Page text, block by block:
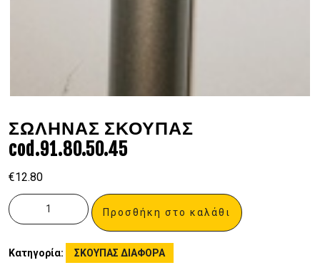
ΣΩΛΗΝΑΣ ΣΚΟΥΠΑΣ
cod.91.80.50.45
€12.80
Προσθήκη στο καλάθι
Κατηγορία: ΣΚΟΥΠΑΣ ΔΙΑΦΟΡΑ